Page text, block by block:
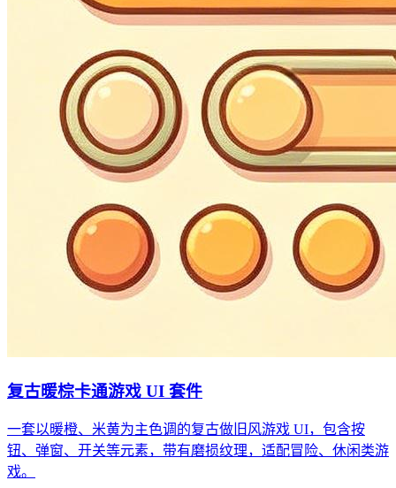
复古暖棕卡通游戏 UI 套件
一套以暖橙、米黄为主色调的复古做旧风游戏 UI，包含按
钮、弹窗、开关等元素，带有磨损纹理，适配冒险、休闲类游
戏。